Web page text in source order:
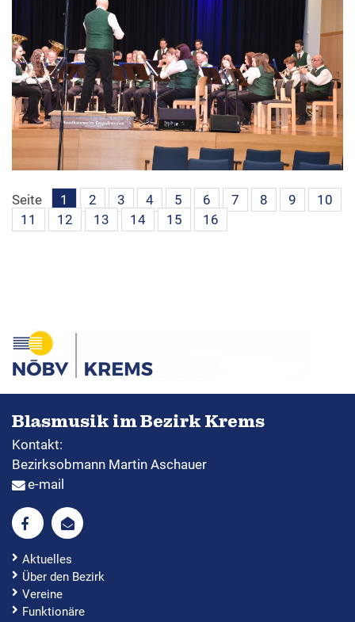
Seite 1 2 3 4 5 6 7 8 9
10
11
12 13 14 15 16
Blasmusik im Bezirk Krems
Kontakt:
Bezirksobmann Martin Aschauer
e-mail
Aktuelles
Über den Bezirk
Vereine
Funktionäre